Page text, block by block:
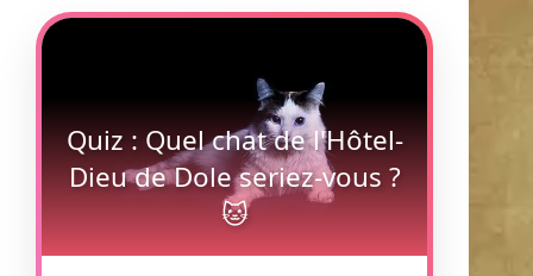
Quiz : Quel chat de l'Hôtel-
Dieu de Dole seriez-vous ?
🐱